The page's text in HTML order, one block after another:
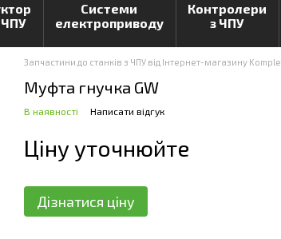
Системи
електроприводу
Контролери
з ЧПУ
Запчастини до станків з ЧПУ від Інтернет-магазину
Муфта гнучка GW
В наявності Написати відгук
Ціну уточнюйте
Дізнатися ціну